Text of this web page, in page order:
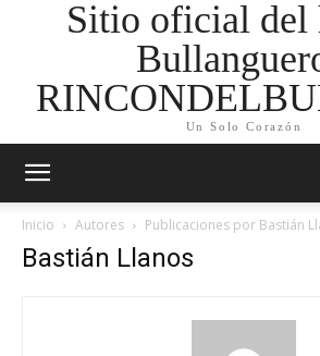
Sitio oficial del
Un Solo Corazón
Inicio Autores Publicaciones por Bastián
Bastián Llanos